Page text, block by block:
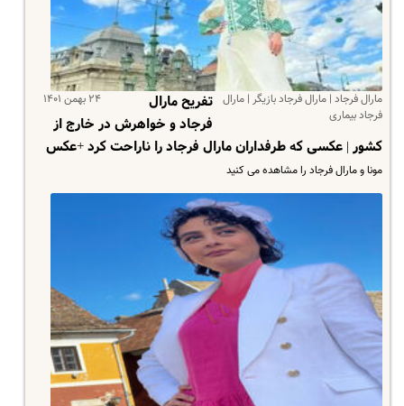
مارال فرجاد | مارال فرجاد بازیگر | مارال
فرجاد بیماری
۲۴ بهمن ۱۴۰۱
تفریح مارال
فرجاد و خواهرش در خارج از
کشور | عکسی که طرفداران مارال فرجاد را ناراحت کرد +عکس
مونا و مارال فرجاد را مشاهده می کنید